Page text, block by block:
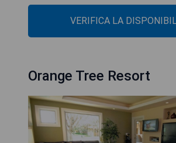
VERIFICA LA
Orange Tree Resort